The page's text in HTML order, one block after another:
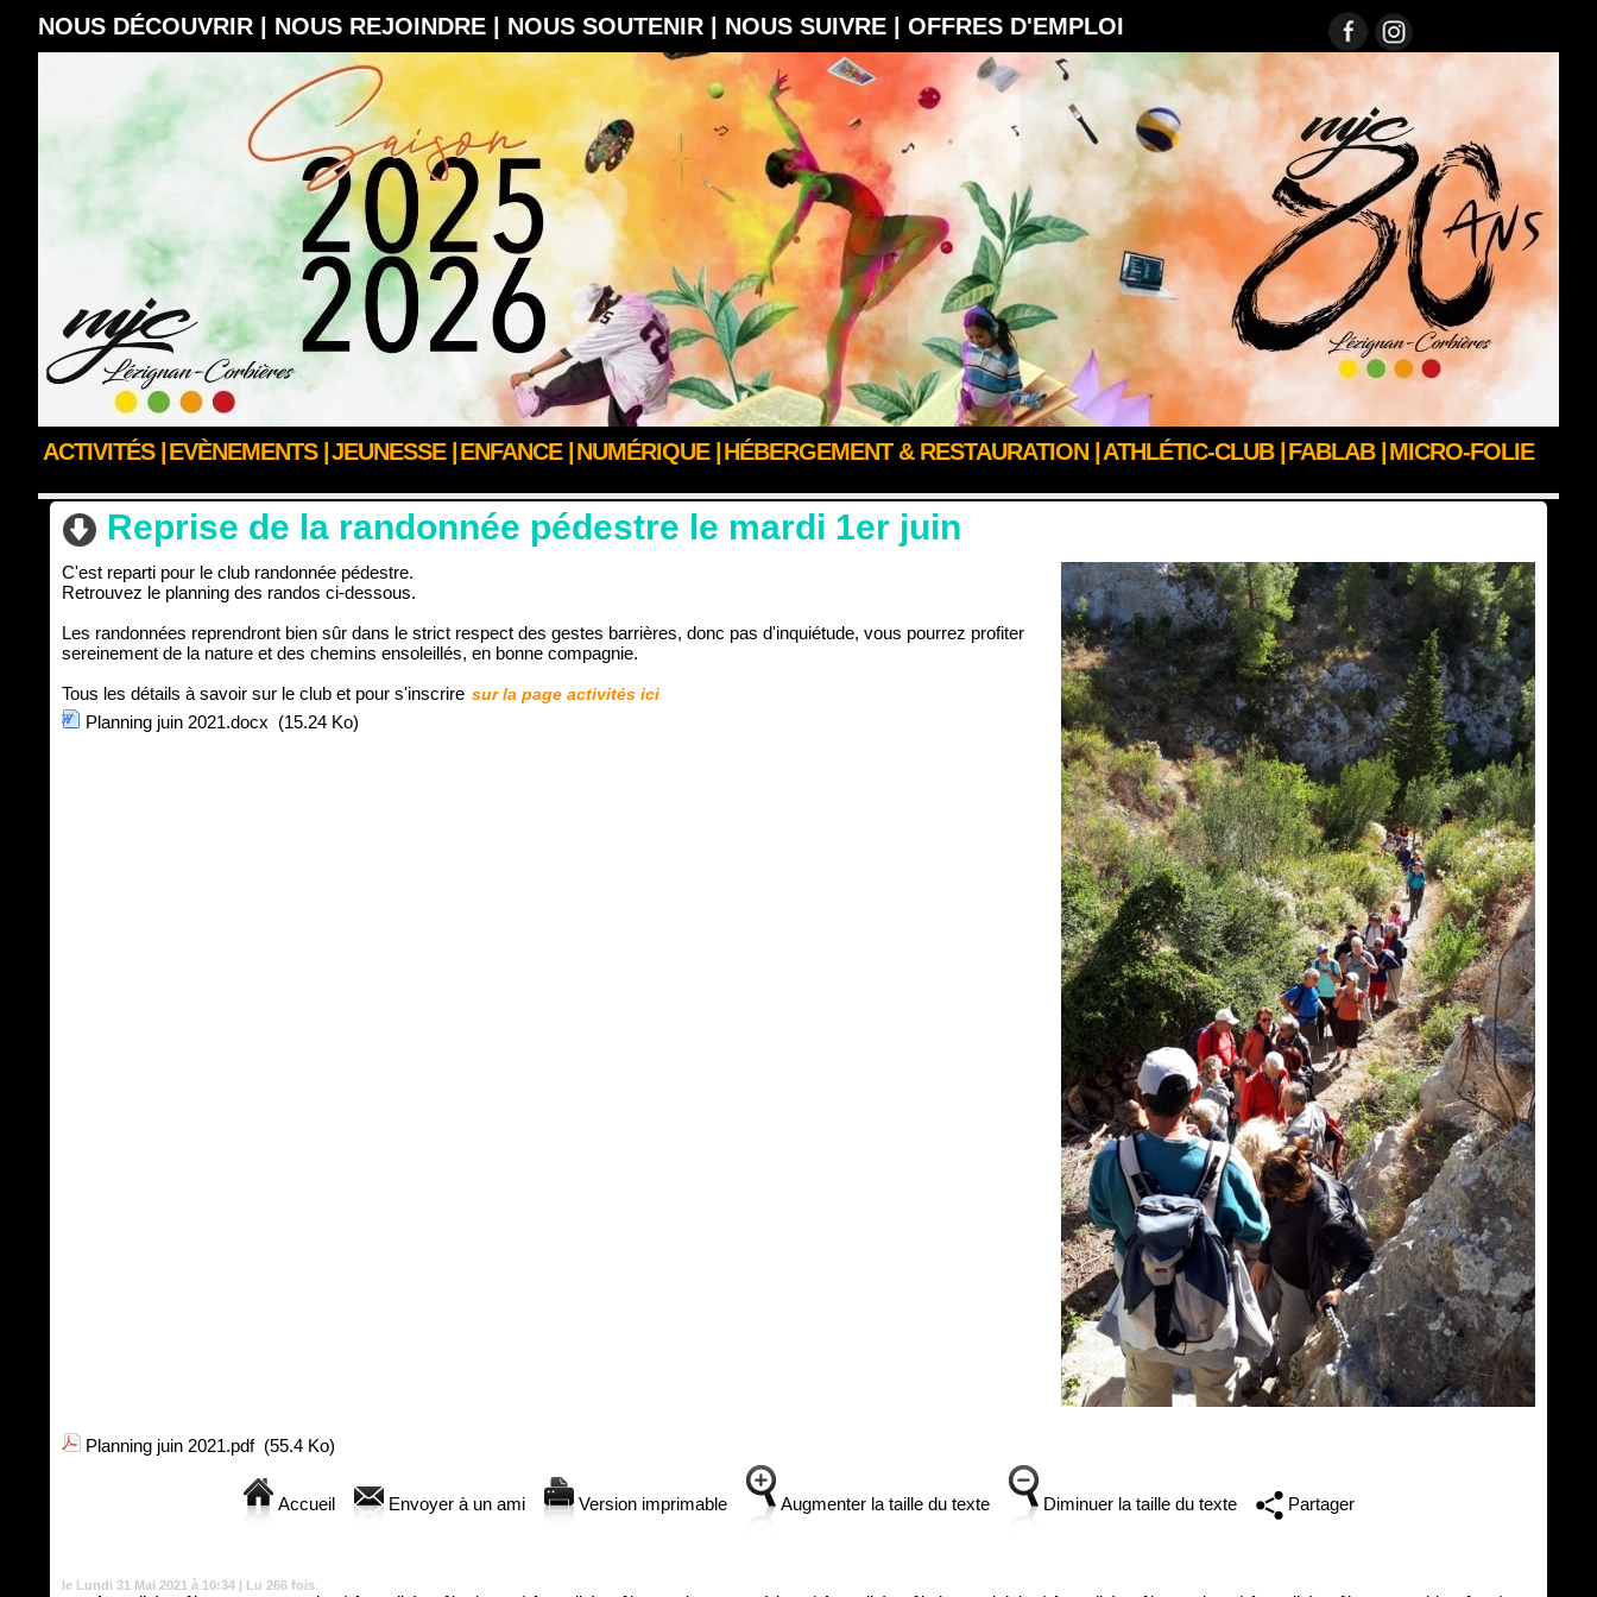
NOUS DÉCOUVRIR | NOUS REJOINDRE | NOUS SOUTENIR | NOUS SUIVRE | OFFRES D'EMPLOI
ACTIVITÉS | EVÈNEMENTS | JEUNESSE | ENFANCE | NUMÉRIQUE | HÉBERGEMENT & RESTAURATION | ATHLÉTIC-CLUB | FABLAB | MICRO-FOLIE
Reprise de la randonnée pédestre le mardi 1er juin
C'est reparti pour le club randonnée pédestre.
Retrouvez le planning des randos ci-dessous.
Les randonnées reprendront bien sûr dans le strict respect des gestes barrières, donc pas d'inquiétude, vous pourrez profiter
sereinement de la nature et des chemins ensoleillés, en bonne compagnie.
Tous les détails à savoir sur le club et pour s'inscrire sur la page activités ici
Planning juin 2021.docx (15.24 Ko)
Planning juin 2021.pdf (55.4 Ko)
Accueil Envoyer à un ami Version imprimable Augmenter la taille du texte Diminuer la taille du texte Partager
le Lundi 31 Mai 2021 à 10:34 | Lu 266 fois